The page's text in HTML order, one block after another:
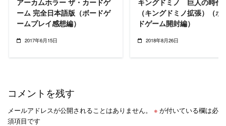
ーム 完全日本語版（ボードゲ
ームプレイ感想編）
2017年6月15日
（キングドミノ拡張）（ボ
ドゲーム開封編）
2018年8月26日
コメントを残す
メールアドレスが公開されることはありません。 ※ が付いている欄は必
須項目です